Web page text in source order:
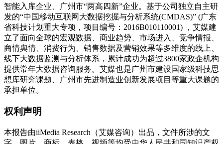
智能入库企业、广州市“两高四新”企业。基于公司独立自主研
发的“中国移动互联网大数据挖掘与分析系统(CMDAS)” (广东
省科技计划重大专项，项目编号：2016B010110001) ，艾媒建
立了面向全球的宏观数据、商业趋势、市场进入、竞争情报、
商情舆情、消费行为、销售数据及营销效果等多维度的线上、
线下大数据监测与分析体系，累计成功为超过3800家政企机构
提供常年大数据咨询服务。艾媒也是广州市建设国家级科技思
想库研究课题、广州市先进制造业创新发展项目等重大课题的
承担单位。
权利声明
本报告由iiMedia Research（艾媒咨询）出品，文件所涉的文